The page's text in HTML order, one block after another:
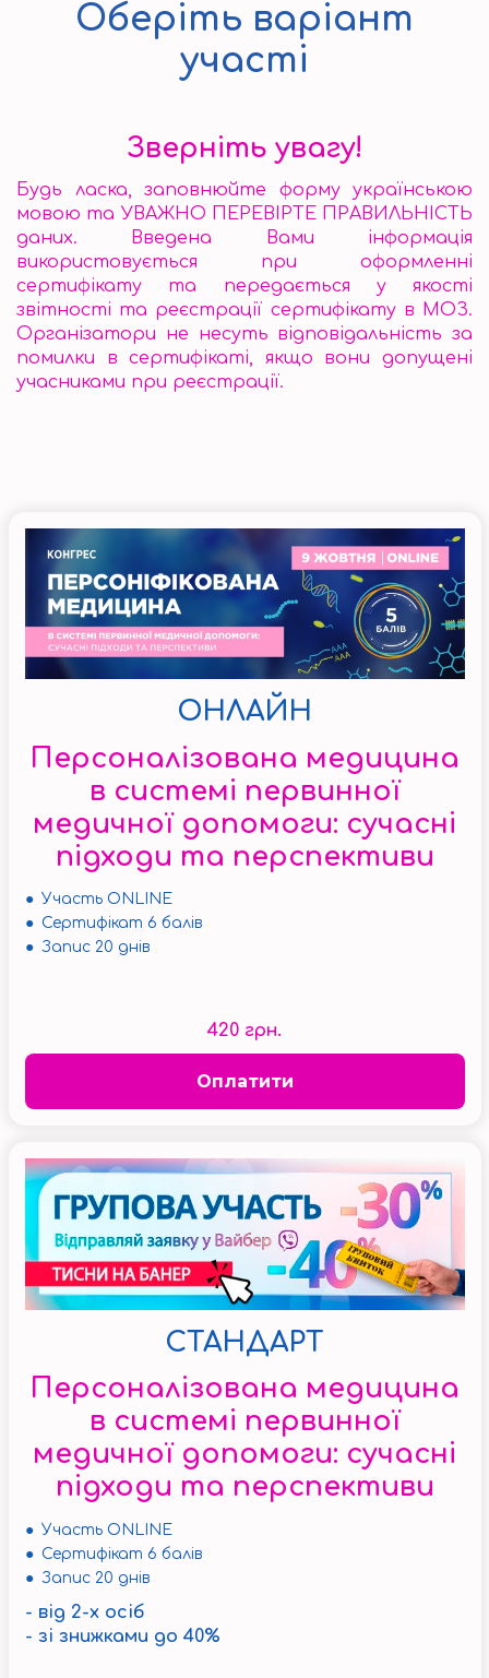
Оберіть варіант
участі
Зверніть увагу!
Будь ласка, заповнюйте форму українською
мовою та УВАЖНО ПЕРЕВІРТЕ ПРАВИЛЬНІСТЬ
даних. Введена Вами інформація
використовується при оформленні
сертифікату та передається у якості
звітності та реєстрації сертифікату в МОЗ.
Організатори не несуть відповідальність за
помилки в сертифікаті, якщо вони допущені
учасниками при реєстрації.
ОНЛАЙН
Персоналізована медицина
в системі первинної
медичної допомоги: сучасні
підходи та перспективи
● Участь ONLINE
● Сертифікат 6 балів
● Запис 20 днів
420 грн.
Оплатити
СТАНДАРТ
Персоналізована медицина
в системі первинної
медичної допомоги: сучасні
підходи та перспективи
● Участь ONLINE
● Сертифікат 6 балів
● Запис 20 днів
- від 2-х осіб
- зі знижками до 40%